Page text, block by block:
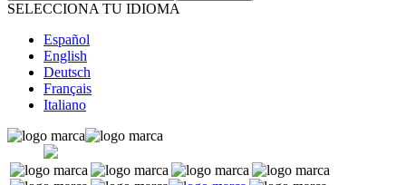
SELECCIONA TU IDIOMA
Español
English
Deutsch
Français
Italiano